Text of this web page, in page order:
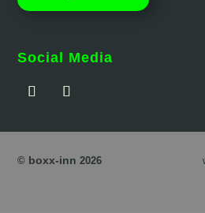
Social Media
© boxx-inn 2026